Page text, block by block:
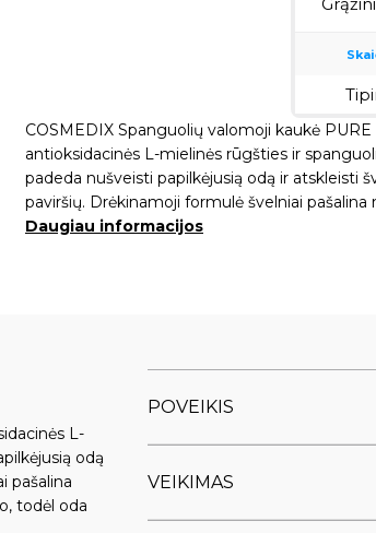
COSMEDIX Spanguolių valomoji kaukė
antioksidacinės L-mielinės rūgšties ir
padeda nušveisti papilkėjusią odą ir atskleisti
paviršių. Drėkinamoji formulė švelniai pašalina
Daugiau informacijos
L-
odą
pašalina
todėl oda
POVEIKIS
VEIKIMAS